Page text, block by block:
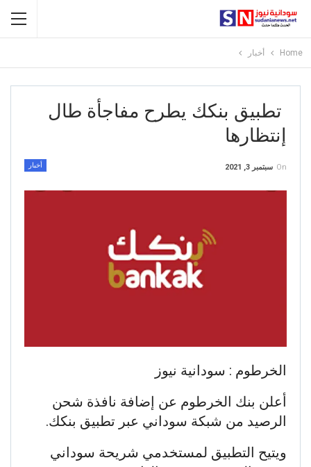
Home أخبار
تطبيق بنكك يطرح مفاجأة طال
إنتظارها
أخبار On سبتمبر 3, 2021
الخرطوم : سودانية نيوز
أعلن بنك الخرطوم عن إضافة نافذة شحن
الرصيد من شبكة سوداني عبر تطبيق بنكك.
ويتيح التطبيق لمستخدمي شريحة سوداني